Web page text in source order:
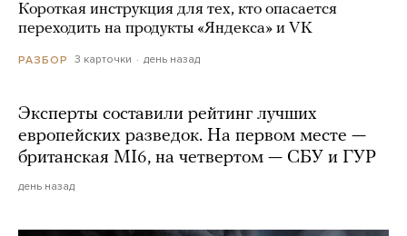
Короткая инструкция для тех, кто опасается
переходить на продукты «Яндекса» и VK
РАЗБОР 3 карточки день назад
Эксперты составили рейтинг лучших
европейских разведок. На первом месте —
британская MI6, на четвертом — СБУ и ГУР
день назад